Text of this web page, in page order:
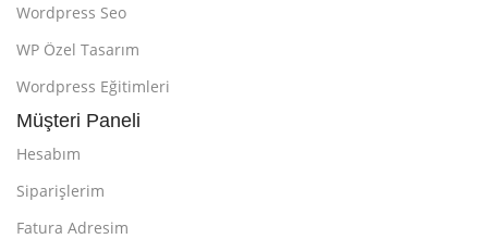
Wordpress Seo
WP Özel Tasarım
Wordpress Eğitimleri
Müşteri Paneli
Hesabım
Siparişlerim
Fatura Adresim